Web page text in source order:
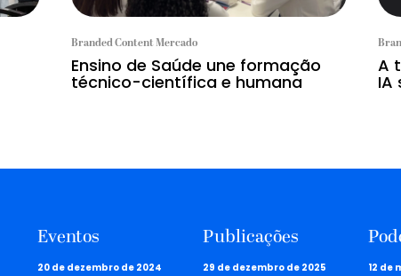
Branded Content Mercado
Ensino de Saúde une formação
técnico-científica e humana
A
IA
Eventos
20 de dezembro de 2024
Publicações
29 de dezembro de 2025
12 de